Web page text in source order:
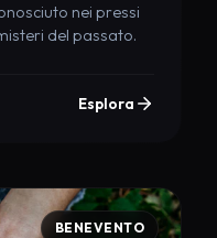
nei pressi
del passato.
Esplora
BENEVENTO